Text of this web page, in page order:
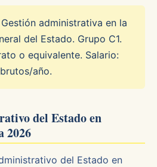
Gestión administrativa en la
del Estado. Grupo C1.
o equivalente. Salario:
año.
del Estado en
2026
del Estado en